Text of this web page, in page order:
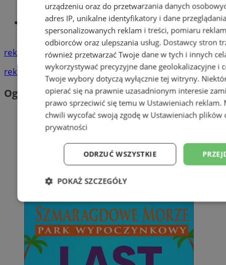
Tworzenie stron www - Wodzisław
Śląski
reklama
reklama
Ogłoszenia
urządzeniu oraz do przetwarzania danych
adres IP, unikalne identyfikatory i dane
spersonalizowanych reklam i treści, pomiaru
odbiorców oraz ulepszania usług. Dostawcy stron
również przetwarzać Twoje dane w tych i innych
wykorzystywać precyzyjne dane geolokalizacyjne i
Twoje wybory dotyczą wyłącznie tej witryny.
opierać się na prawnie uzasadnionym interesie
prawo sprzeciwić się temu w Ustawieniach reklam.
chwili wycofać swoją zgodę w Ustawieniach plików
prywatności
ODRZUĆ WSZYSTKIE
POKAŻ SZCZEGÓŁY
Niezbędne Wydajność
Niesklasyfikowane